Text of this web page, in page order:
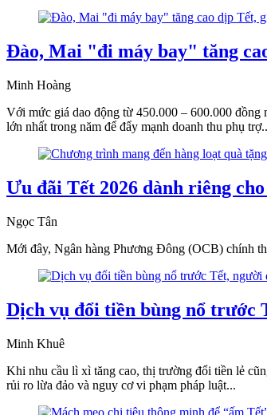
Đào, Mai "đi máy bay" tăng
Minh Hoàng
Với mức giá dao động từ 450.000 – 600.000 đồng
lớn nhất trong năm để đẩy mạnh doanh thu phụ
Ưu đãi Tết 2026 dành riêng
Ngọc Tân
Mới đây, Ngân hàng Phương Đông (OCB) chính
Dịch vụ đổi tiền bùng nổ trước
Minh Khuê
Khi nhu cầu lì xì tăng cao, thị trường đổi tiền lẻ
rủi ro lừa đảo và nguy cơ vi phạm pháp luật...